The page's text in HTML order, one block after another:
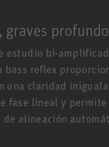
graves
estudio bi-
bass reflex
una claridad
fase lineal y
alineación